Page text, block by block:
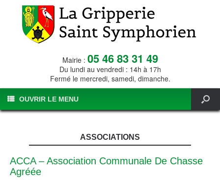
Mairie : 05 46 83 31 49
Du lundi au vendredi : 14h à 17h
Fermé le mercredi, samedi, dimanche.
OUVRIR LE MENU
ASSOCIATIONS
ACCA – Association Communale De Chasse
Agréée